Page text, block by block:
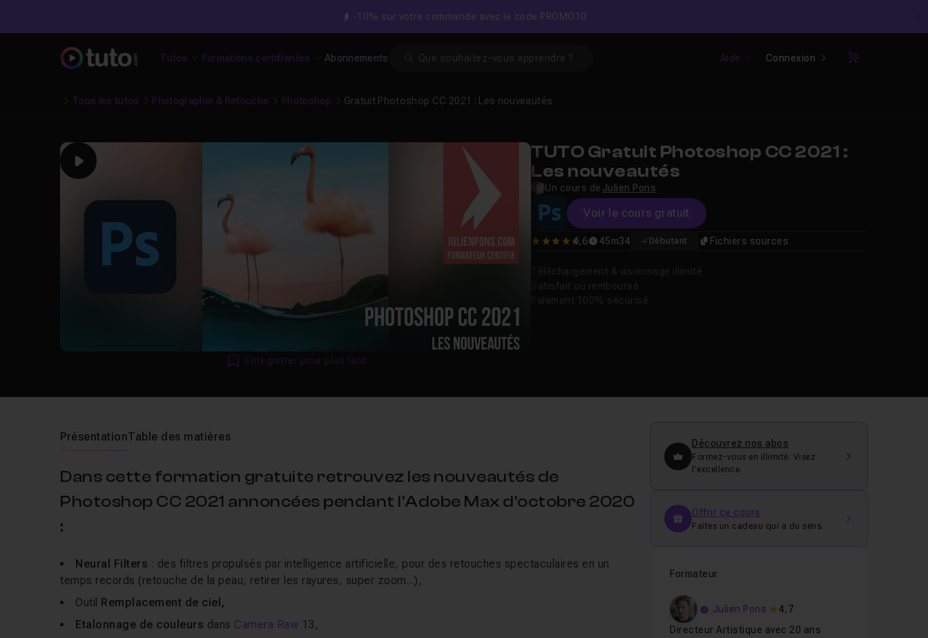
-10% sur votre commande avec le code PROMO10
Tutos Formations certifiantes Abonnements Aide Connexion
Panier
Tous les tutos Photographie & Retouche Photoshop Gratuit Photoshop CC 2021 : Les nouveautés
Play
Enregistrer pour plus tard
TUTO Gratuit Photoshop CC 2021 :
Les nouveautés
Un cours de Julien Pons
Voir le cours gratuit
4.6 4,6 45m34 Débutant Fichiers sources
PrésentationTable des matières
Dans cette formation gratuite retrouvez les nouveautés de
Photoshop CC 2021 annoncées pendant l'Adobe Max d'octobre 2020
:
Neural Filters : des filtres propulsés par intelligence artificielle, pour des retouches spectaculaires en un
temps records (retouche de la peau, retirer les rayures, super zoom...),
Outil Remplacement de ciel,
Etalonnage de couleurs dans Camera Raw 13,
Découvrez nos abos
Formez-vous en illimité. Visez
l’excellence.
Offrir ce cours
Faites un cadeau qui a du sens.
Formateur
Julien Pons
4,7
Directeur Artistique avec 20 ans